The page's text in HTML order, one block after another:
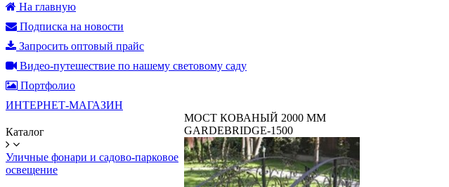
На главную
Подписка на новости
Запросить оптовый прайс
Видео-путешествие по нашему световому саду
Портфолио
ИНТЕРНЕТ-МАГАЗИН
Каталог
Уличные фонари и садово-парковое
освещение
МОСТ КОВАНЫЙ 2000 ММ
GARDEBRIDGE-1500